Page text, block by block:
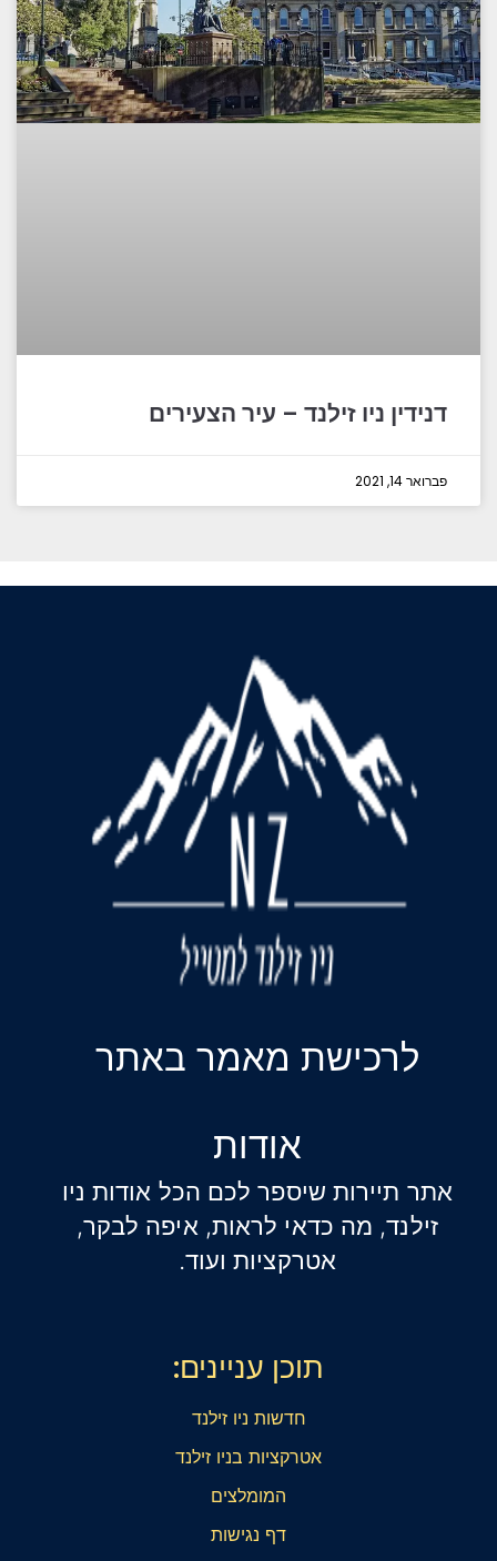
דנידין ניו זילנד – עיר הצעירים
פברואר 14, 2021
לרכישת מאמר באתר
אודות
אתר תיירות שיספר לכם הכל אודות ניו
זילנד, מה כדאי לראות, איפה לבקר,
אטרקציות ועוד.
תוכן עניינים:
חדשות ניו זילנד
אטרקציות בניו זילנד
המומלצים
דף נגישות